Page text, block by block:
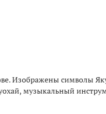
Изображены символы
музыкальный